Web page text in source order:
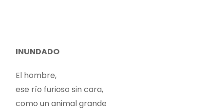
INUNDADO
El hombre,
ese río furioso sin cara,
como un animal grande